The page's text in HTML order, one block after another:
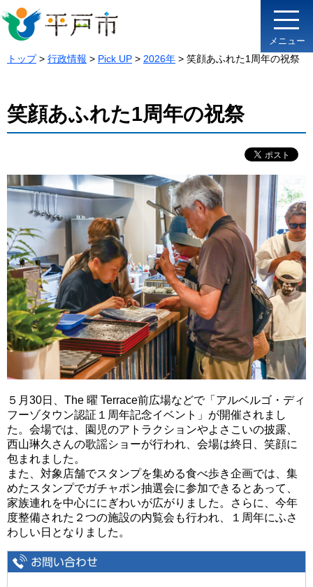
メニュー
トップ> 行政情報 > Pick UP > 2026年 > 笑顔あふれた1周年の祝祭
笑顔あふれた1周年の祝祭
５月30日、The 曜 Terrace前広場などで「アルベルゴ・ディ
フーゾタウン認証１周年記念イベント」が開催されまし
た。会場では、園児のアトラクションやよさこいの披露、
西山琳久さんの歌謡ショーが行われ、会場は終日、笑顔に
包まれました。
また、対象店舗でスタンプを集める食べ歩き企画では、集
めたスタンプでガチャポン抽選会に参加できるとあって、
家族連れを中心ににぎわいが広がりました。さらに、今年
度整備された２つの施設の内覧会も行われ、１周年にふさ
わしい日となりました。